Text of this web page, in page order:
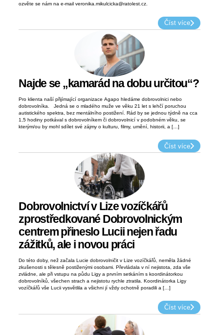
ozvěte se nám na e-mail veronika.mikulcicka@ratolest.cz.
Číst více
Najde se „kamarád na dobu určitou“?
Pro klienta naší přijímající organizace Agapo hledáme dobrovolnici nebo
dobrovolníka. Jedná se o mladého muže ve věku 21 let s lehčí poruchou
autistického spektra, bez mentálního postižení. Rád by se jednou týdně na cca
1,5 hodiny potkával s dobrovolníkem či dobrovolnicí v podobném věku, se
kterým/ou by mohl sdílet své zájmy o kulturu, filmy, umění, historii, a […]
Číst více
Dobrovolnictví v Lize vozíčkářů
zprostředkované Dobrovolnickým
centrem přineslo Lucii nejen řadu
zážitků, ale i novou práci
Do této doby, než začala Lucie dobrovolničit v Lize vozíčkářů, neměla žádné
zkušenosti s tělesně postiženými osobami. Převládala v ní nejistota, zda vše
zvládne, ale při vstupu na půdu Ligy a prvním setkáním s koordinátorkou
dobrovolníků, všechen strach a nejistotu rychle ztratila. Koordinátorka Ligy
vozíčkářů vše Lucii vysvětlila a všichni jí vždy ochotně poradili a […]
Číst více